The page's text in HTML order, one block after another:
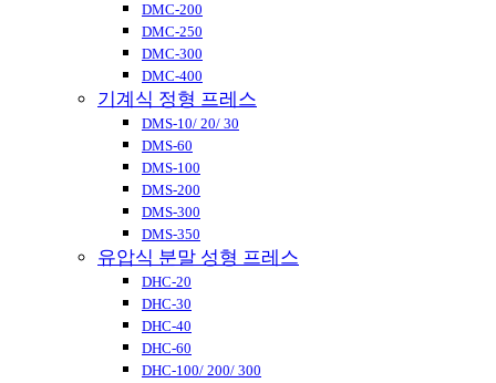
DMC-200
DMC-250
DMC-300
DMC-400
기계식 정형 프레스
DMS-10/ 20/ 30
DMS-60
DMS-100
DMS-200
DMS-300
DMS-350
유압식 분말 성형 프레스
DHC-20
DHC-30
DHC-40
DHC-60
DHC-100/ 200/ 300